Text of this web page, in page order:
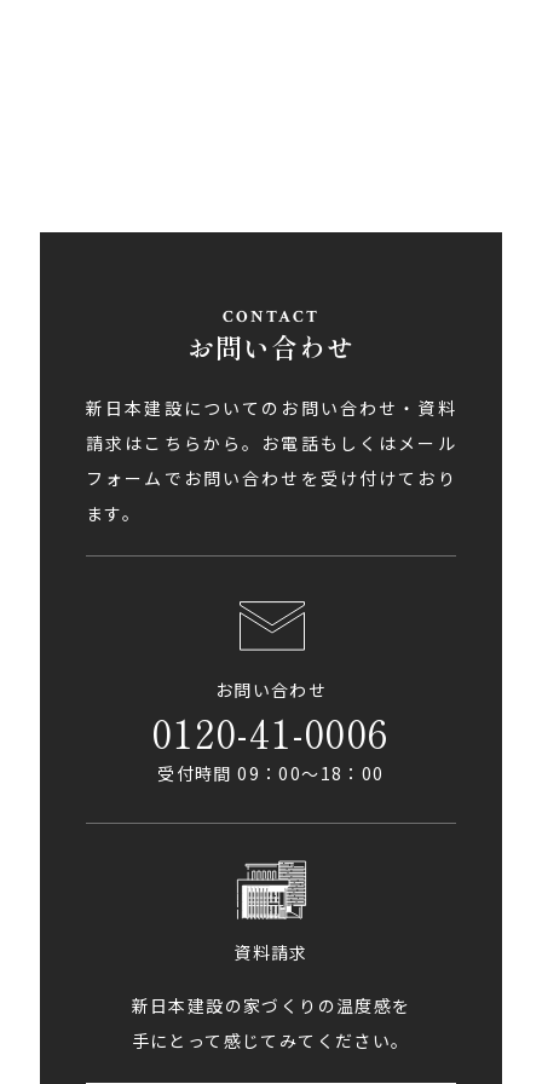
お問い合わせ
新日本建設についてのお問い合わせ・資料
請求はこちらから。お電話もしくはメール
フォームでお問い合わせを受け付けており
ます。
お問い合わせ
0120-41-0006
受付時間 09：00〜18：00
資料請求
新日本建設の家づくりの温度感を
手にとって感じてみてください。